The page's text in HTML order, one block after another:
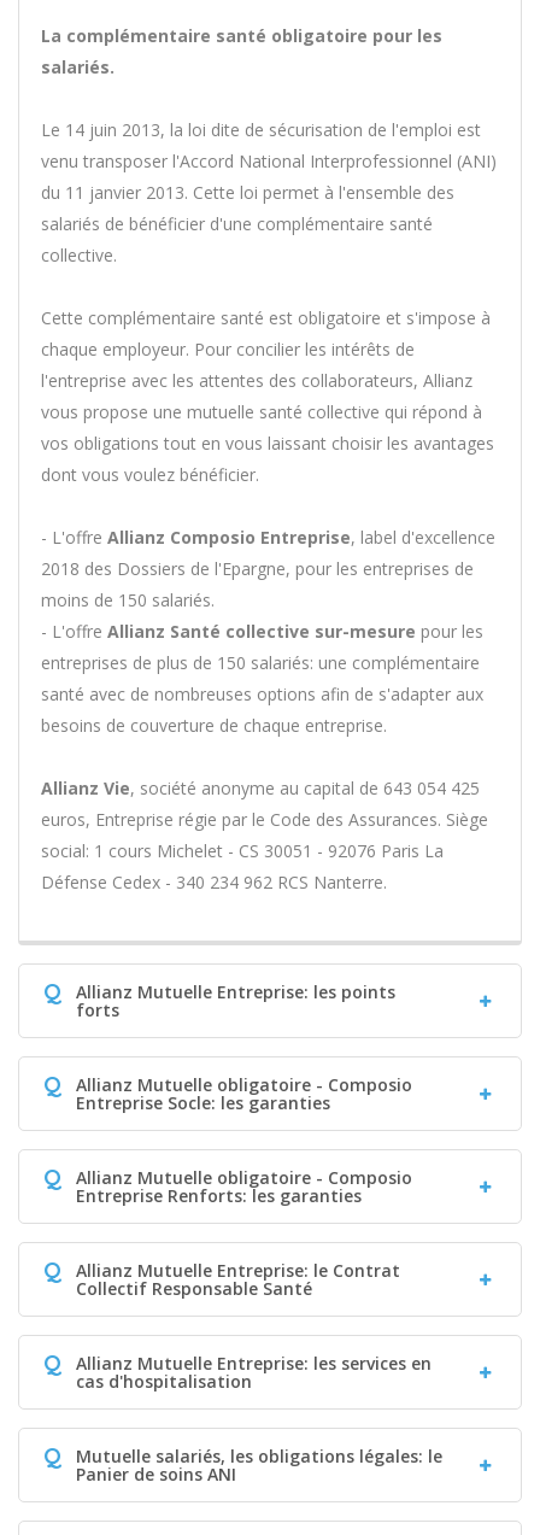
La complémentaire santé obligatoire pour les
salariés.
Le 14 juin 2013, la loi dite de sécurisation de l'emploi est
venu transposer l'Accord National Interprofessionnel (ANI)
du 11 janvier 2013. Cette loi permet à l'ensemble des
salariés de bénéficier d'une complémentaire santé
collective.
Cette complémentaire santé est obligatoire et s'impose à
chaque employeur. Pour concilier les intérêts de
l'entreprise avec les attentes des collaborateurs, Allianz
vous propose une mutuelle santé collective qui répond à
vos obligations tout en vous laissant choisir les avantages
dont vous voulez bénéficier.
- L'offre Allianz Composio Entreprise, label d'excellence
2018 des Dossiers de l'Epargne, pour les entreprises de
moins de 150 salariés.
- L'offre Allianz Santé collective sur-mesure pour les
entreprises de plus de 150 salariés: une complémentaire
santé avec de nombreuses options afin de s'adapter aux
besoins de couverture de chaque entreprise.
Allianz Vie, société anonyme au capital de 643 054 425
euros, Entreprise régie par le Code des Assurances. Siège
social: 1 cours Michelet - CS 30051 - 92076 Paris La
Défense Cedex - 340 234 962 RCS Nanterre.
Q Allianz Mutuelle Entreprise: les points
forts
Q Allianz Mutuelle obligatoire - Composio
Entreprise Socle: les garanties
Q Allianz Mutuelle obligatoire - Composio
Entreprise Renforts: les garanties
Q Allianz Mutuelle Entreprise: le Contrat
Collectif Responsable Santé
Q Allianz Mutuelle Entreprise: les services en
cas d'hospitalisation
Q Mutuelle salariés, les obligations légales: le
Panier de soins ANI